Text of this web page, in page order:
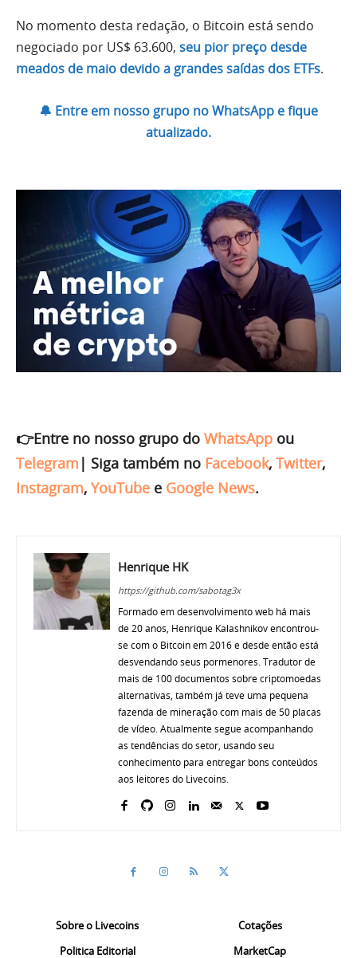
No momento desta redação, o Bitcoin está sendo
negociado por US$ 63.600, seu pior preço desde
meados de maio devido a grandes saídas dos ETFs.
🔔 Entre em nosso grupo no WhatsApp e fique
atualizado.
👉Entre no nosso grupo do WhatsApp ou
Telegram | Siga também no Facebook, Twitter,
Instagram, YouTube e Google News.
Henrique HK
https://github.com/sabotag3x
Formado em desenvolvimento web há mais
de 20 anos, Henrique Kalashnikov encontrou-
se com o Bitcoin em 2016 e desde então está
desvendando seus pormenores. Tradutor de
mais de 100 documentos sobre criptomoedas
alternativas, também já teve uma pequena
fazenda de mineração com mais de 50 placas
de vídeo. Atualmente segue acompanhando
as tendências do setor, usando seu
conhecimento para entregar bons conteúdos
aos leitores do Livecoins.
Sobre o Livecoins
Politica Editorial
Cotações
MarketCap